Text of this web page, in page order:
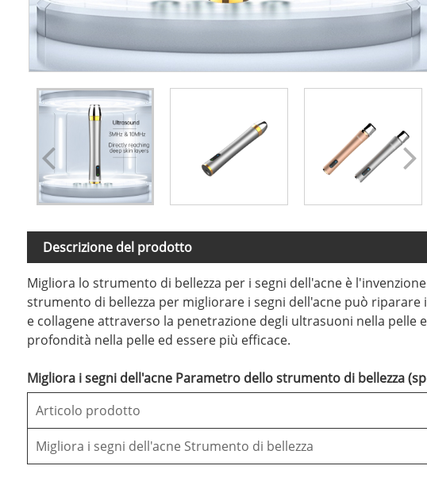
Descrizione del prodotto
Migliora lo strumento di bellezza per i segni dell'acne è
strumento di bellezza per migliorare i segni dell'acne può
​​e collagene attraverso la penetrazione degli ultrasuoni nella
profondità nella pelle ed essere più efficace.
Migliora i segni dell'acne Parametro dello strumento di bellezza
Articolo prodotto
Migliora i segni dell'acne Strumento di bellezza